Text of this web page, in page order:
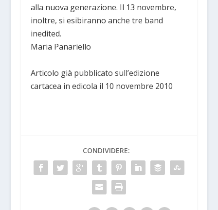
alla nuova generazione. Il 13 novembre,
inoltre, si esibiranno anche tre band
inedited.
Maria Panariello
Articolo già pubblicato sull’edizione
cartacea in edicola il 10 novembre 2010
CONDIVIDERE: